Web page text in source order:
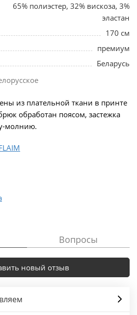
65% полиэстер, 32% вискоза, 3%
эластан
170 см
премиум
Беларусь
из плательной ткани в принте
обработан поясом, застежка
молнию.
Вопросы
новый отзыв